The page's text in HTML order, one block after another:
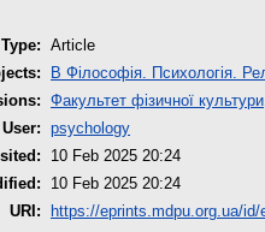
Article
B Філософія. Психологія.
Факультет фізичної
psychology
10 Feb 2025 20:24
10 Feb 2025 20:24
URI:
https://eprints.mdpu.org.ua/id/